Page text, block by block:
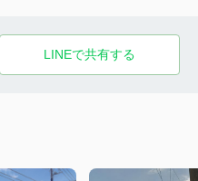
LINEで共有する